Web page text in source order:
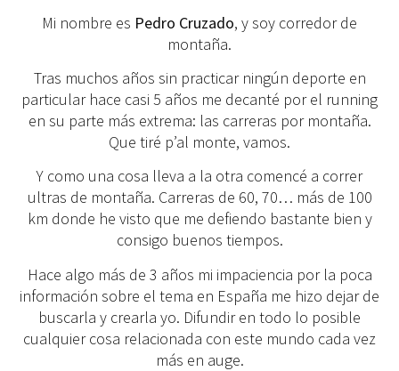
Mi nombre es Pedro Cruzado, y soy corredor de
montaña.
Tras muchos años sin practicar ningún deporte en
particular hace casi 5 años me decanté por el running
en su parte más extrema: las carreras por montaña.
Que tiré p’al monte, vamos.
Y como una cosa lleva a la otra comencé a correr
ultras de montaña. Carreras de 60, 70… más de 100
km donde he visto que me defiendo bastante bien y
consigo buenos tiempos.
Hace algo más de 3 años mi impaciencia por la poca
información sobre el tema en España me hizo dejar de
buscarla y crearla yo. Difundir en todo lo posible
cualquier cosa relacionada con este mundo cada vez
más en auge.